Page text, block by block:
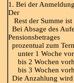
1. Bei der
Der
Rest der Summe
Bei Absage des
Pensionsbetrages
prozentual zum
unter 1 Woche
bis 2 Wochen
bis 3 Wochen
Die Anzahlung wird